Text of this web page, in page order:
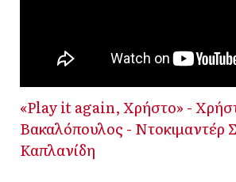
«Play it again, Χρήστο» -
Βακαλόπουλος - Ντοκιμαντέρ
Καπλανίδη